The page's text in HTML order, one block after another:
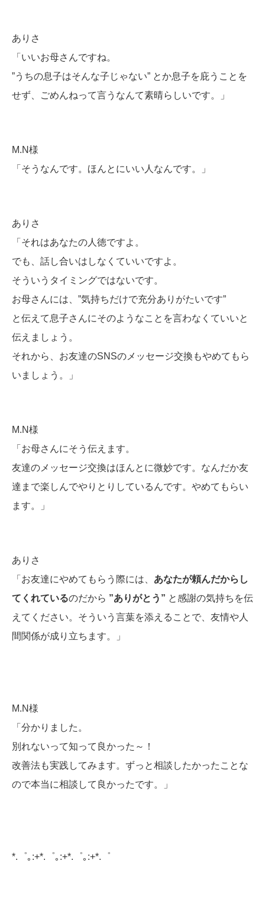
ありさ
「いいお母さんですね。
”うちの息子はそんな子じゃない” とか息子を庇うことを
せず、ごめんねって言うなんて素晴らしいです。」
M.N様
「そうなんです。ほんとにいい人なんです。」
ありさ
「それはあなたの人徳ですよ。
でも、話し合いはしなくていいですよ。
そういうタイミングではないです。
お母さんには、”気持ちだけで充分ありがたいです”
と伝えて息子さんにそのようなことを言わなくていいと
伝えましょう。
それから、お友達のSNSのメッセージ交換もやめてもら
いましょう。」
M.N様
「お母さんにそう伝えます。
友達のメッセージ交換はほんとに微妙です。なんだか友
達まで楽しんでやりとりしているんです。やめてもらい
ます。」
ありさ
「お友達にやめてもらう際には、 あなたが頼んだからし
てくれているのだから ”ありがとう” と感謝の気持ちを伝
えてください。そういう言葉を添えることで、友情や人
間関係が成り立ちます。」
M.N様
「分かりました。
別れないって知って良かった～！
改善法も実践してみます。ずっと相談したかったことな
ので本当に相談して良かったです。」
*.゜｡:+*.゜｡:+*.゜｡:+*.゜